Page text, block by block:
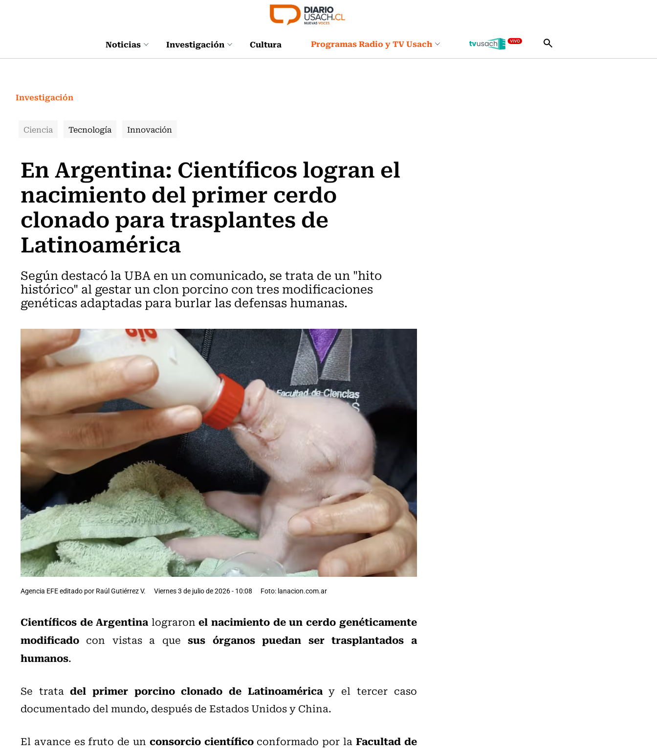
Noticias Investigación Cultura Programas Radio y TV Usach
Investigación
Ciencia Tecnología Innovación
En Argentina: Científicos logran el
nacimiento del primer cerdo
clonado para trasplantes de
Latinoamérica
Según destacó la UBA en un comunicado, se trata de un "hito
histórico" al gestar un clon porcino con tres modificaciones
genéticas adaptadas para burlar las defensas humanas.
Agencia EFE editado por Raúl Gutiérrez V. Viernes 3 de julio de 2026 - 10:08 Foto: lanacion.com.ar
Científicos de Argentina lograronel nacimiento de un cerdo genéticamente
modificado con vistas a quesus órganos puedan ser trasplantados a
humanos.
Se tratadel primer porcino clonado de Latinoaméricay el tercer caso
documentado del mundo, después de Estados Unidos y China.
El avance es fruto de un consorcio científicoconformado por la Facultad de